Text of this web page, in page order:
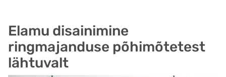
Elamu disainimine
ringmajanduse põhimõtetest
lähtuvalt